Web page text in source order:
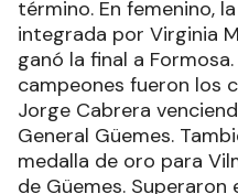
término. En femenino,
integrada por Virginia
ganó la final a
campeones fueron los
Jorge Cabrera
General Güemes.
medalla de oro para
de Güemes. Superaron